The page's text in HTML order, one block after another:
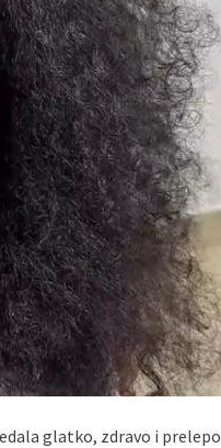
glatko, zdravo i prelepo